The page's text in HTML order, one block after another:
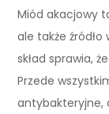
Miód akacjowy
ale także
skład sprawia,
Przede
antybakteryjne,